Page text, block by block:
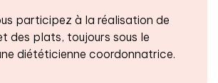
participez à la réalisation de
des plats, toujours sous le
diététicienne coordonnatrice.